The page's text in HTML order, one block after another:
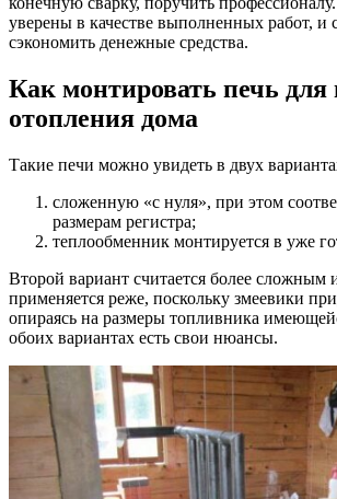
уверены в качестве выполненных работ, и
сэкономить денежные средства.
Как монтировать печь для
отопления дома
Такие печи можно увидеть в двух
сложенную «с нуля», при этом
размерам регистра;
теплообменник монтируется в уже
Второй вариант считается более сложным
применяется реже, поскольку змеевики
опираясь на размеры топливника
обоих вариантах есть свои нюансы.